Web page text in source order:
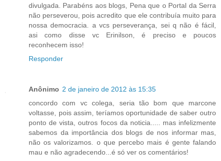
divulgada. Parabéns aos blogs, Pena que o Portal da Serra
não perseverou, pois acredito que ele contribuía muito para
nossa democracia. a vcs perseverança, sei q não é fácil,
asi como disse vc Erinilson, é preciso e poucos
reconhecem isso!
Responder
Anônimo 2 de janeiro de 2012 às 15:35
concordo com vc colega, seria tão bom que marcone
voltasse, pois assim, teríamos oportunidade de saber outro
ponto de vista, outros focos da noticia..... mas infelizmente
sabemos da importância dos blogs de nos informar mas,
não os valorizamos. o que percebo mais é gente falando
mau e não agradecendo...é só ver os comentários!